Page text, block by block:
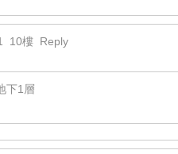
10樓 Reply
下1層